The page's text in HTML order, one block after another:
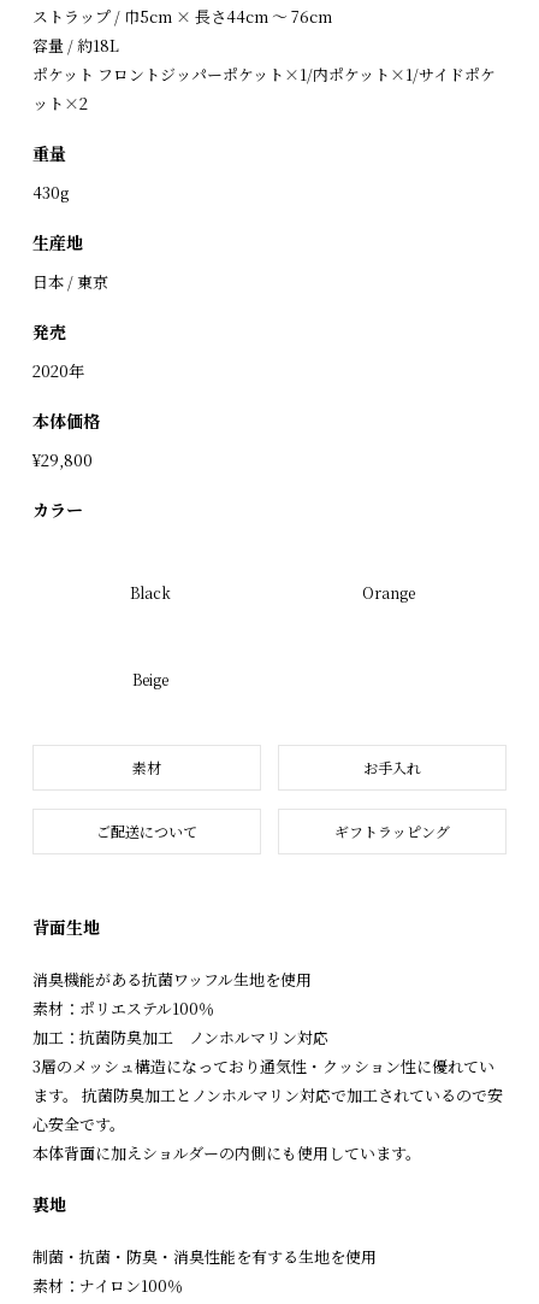
ストラップ / 巾5cm × 長さ44cm ～ 76cm
容量 / 約18L
ポケット フロントジッパーポケット×1/内ポケット×1/サイドポケ
ット×2
重量
430g
生産地
日本 / 東京
発売
2020年
本体価格
¥29,800
カラー
Black Orange
Beige
素材 お手入れ
ご配送について ギフトラッピング
背面生地
消臭機能がある抗菌ワッフル生地を使用
素材：ポリエステル100％
加工：抗菌防臭加工 ノンホルマリン対応
3層のメッシュ構造になっており通気性・クッション性に優れてい
ます。 抗菌防臭加工とノンホルマリン対応で加工されているので安
心安全です。
本体背面に加えショルダーの内側にも使用しています。
裏地
制菌・抗菌・防臭・消臭性能を有する生地を使用
素材：ナイロン100％